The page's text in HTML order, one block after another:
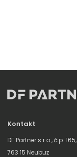
Kontakt
DF Partner s.r.o., č.p. 165,
763 15 Neubuz